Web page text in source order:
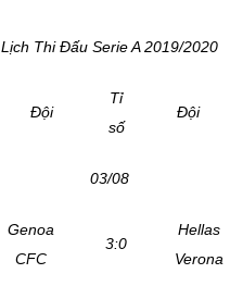
Lịch Thi Đấu Serie A 2019/2020
Đội
Tỉ
số
Đội
03/08
Genoa
CFC
3:0
Hellas
Verona